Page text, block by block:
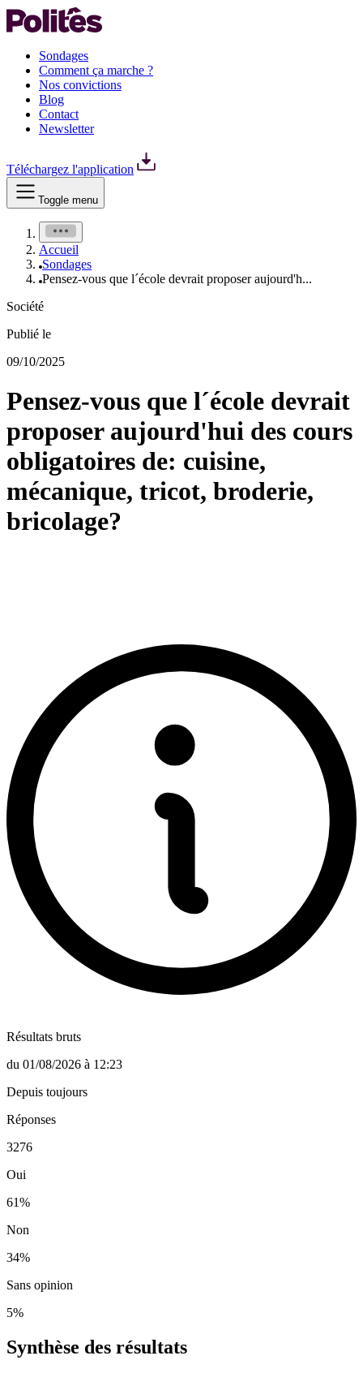
Sondages
Comment ça marche ?
Nos convictions
Blog
Contact
Newsletter
Téléchargez l'application
Toggle menu
Accueil
Sondages
Pensez-vous que l´école devrait proposer aujourd'h...
Société
Publié le
09/10/2025
Pensez-vous que l´école devrait
proposer aujourd'hui des cours
obligatoires de: cuisine,
mécanique, tricot, broderie,
bricolage?
Résultats bruts
du 01/08/2026 à 12:23
Depuis toujours
Réponses
3276
Oui
61%
Non
34%
Sans opinion
5%
Synthèse des résultats